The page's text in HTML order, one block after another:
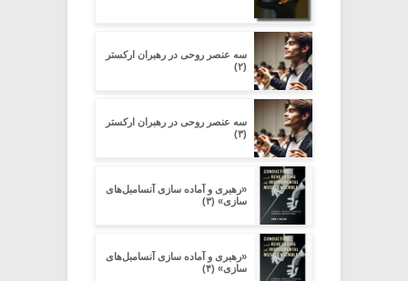
سه عنصر روحی در رهبران ارکستر
(۲)
سه عنصر روحی در رهبران ارکستر
(۳)
«رهبری و آماده سازی آنسامبل‌های
سازی» (۳)
«رهبری و آماده سازی آنسامبل‌های
سازی» (۴)